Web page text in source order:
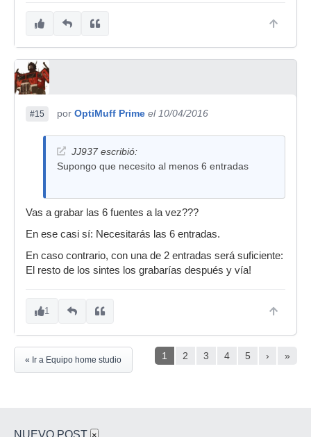
#15 por OptiMuff Prime el 10/04/2016
JJ937 escribió:
Supongo que necesito al menos 6 entradas
Vas a grabar las 6 fuentes a la vez???
En ese casi sí: Necesitarás las 6 entradas.
En caso contrario, con una de 2 entradas será suficiente:
El resto de los sintes los grabarías después y vía!
1
1 2 3 4 5 › »
« Ir a Equipo home studio
NUEVO POST